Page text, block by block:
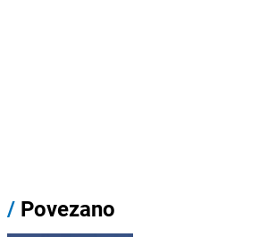
/ Povezano